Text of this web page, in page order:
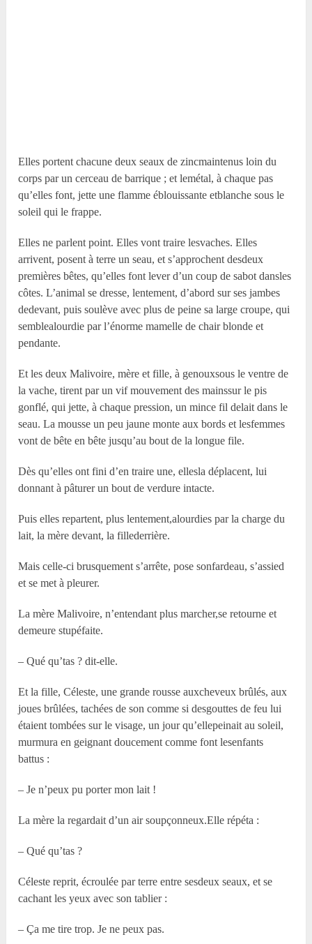
Elles portent chacune deux seaux de zincmaintenus loin du
corps par un cerceau de barrique ; et lemétal, à chaque pas
qu’elles font, jette une flamme éblouissante etblanche sous le
soleil qui le frappe.
Elles ne parlent point. Elles vont traire lesvaches. Elles
arrivent, posent à terre un seau, et s’approchent desdeux
premières bêtes, qu’elles font lever d’un coup de sabot dansles
côtes. L’animal se dresse, lentement, d’abord sur ses jambes
dedevant, puis soulève avec plus de peine sa large croupe, qui
semblealourdie par l’énorme mamelle de chair blonde et
pendante.
Et les deux Malivoire, mère et fille, à genouxsous le ventre de
la vache, tirent par un vif mouvement des mainssur le pis
gonflé, qui jette, à chaque pression, un mince fil delait dans le
seau. La mousse un peu jaune monte aux bords et lesfemmes
vont de bête en bête jusqu’au bout de la longue file.
Dès qu’elles ont fini d’en traire une, ellesla déplacent, lui
donnant à pâturer un bout de verdure intacte.
Puis elles repartent, plus lentement,alourdies par la charge du
lait, la mère devant, la fillederrière.
Mais celle-ci brusquement s’arrête, pose sonfardeau, s’assied
et se met à pleurer.
La mère Malivoire, n’entendant plus marcher,se retourne et
demeure stupéfaite.
– Qué qu’tas ? dit-elle.
Et la fille, Céleste, une grande rousse auxcheveux brûlés, aux
joues brûlées, tachées de son comme si desgouttes de feu lui
étaient tombées sur le visage, un jour qu’ellepeinait au soleil,
murmura en geignant doucement comme font lesenfants
battus :
– Je n’peux pu porter mon lait !
La mère la regardait d’un air soupçonneux.Elle répéta :
– Qué qu’tas ?
Céleste reprit, écroulée par terre entre sesdeux seaux, et se
cachant les yeux avec son tablier :
– Ça me tire trop. Je ne peux pas.